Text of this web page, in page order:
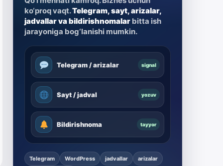
ko‘proq vaqt.Telegram, sayt, arizalar,
jadvallar va bildirishnomalar bitta ish
jarayoniga bog‘lanishi mumkin.
Telegram / arizalar signal
Sayt / jadval yozuv
Bildirishnoma tayyor
Telegram WordPress jadvallar
arizalar